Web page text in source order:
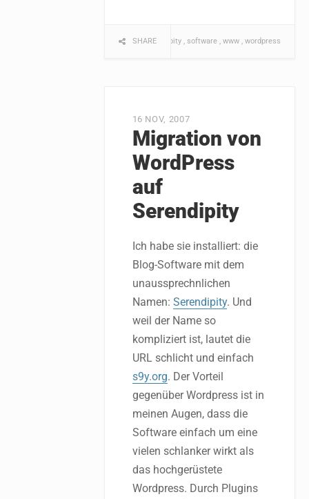
SHAREserendipity software www wordpress
16 NOV, 2007
Migration von
WordPress
auf
Serendipity
Ich habe sie installiert: die
Blog-Software mit dem
unaussprechnlichen
Namen: Serendipity. Und
weil der Name so
kompliziert ist, lautet die
URL schlicht und einfach
s9y.org. Der Vorteil
gegenüber Wordpress ist in
meinen Augen, dass die
Software einfach um eine
vielen schlanker wirkt als
das hochgerüstete
Wordpress. Durch Plugins